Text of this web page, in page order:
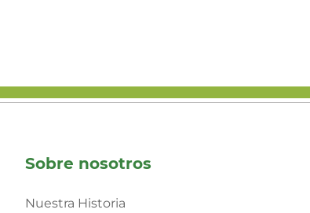
Sobre nosotros
Nuestra Historia